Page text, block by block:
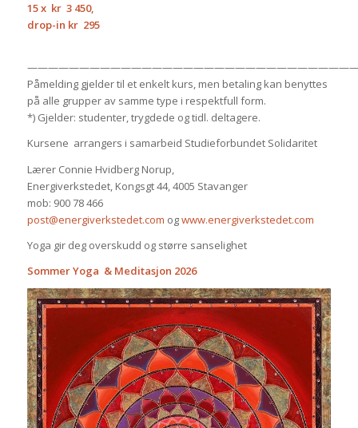
15 x kr 3 450,
drop-in kr 295
Påmelding gjelder til et enkelt kurs, men betaling kan benyttes
på alle grupper av samme type i respektfull form.
*) Gjelder: studenter, trygdede og tidl. deltagere.
Kursene arrangers i samarbeid Studieforbundet Solidaritet
Lærer Connie Hvidberg Norup,
Energiverkstedet, Kongsgt 44, 4005 Stavanger
mob: 900 78 466
post@energiverkstedet.com ogwww.energiverkstedet.com
Yoga gir deg overskudd og større sanselighet
Sommer Yoga & Meditasjon 2026